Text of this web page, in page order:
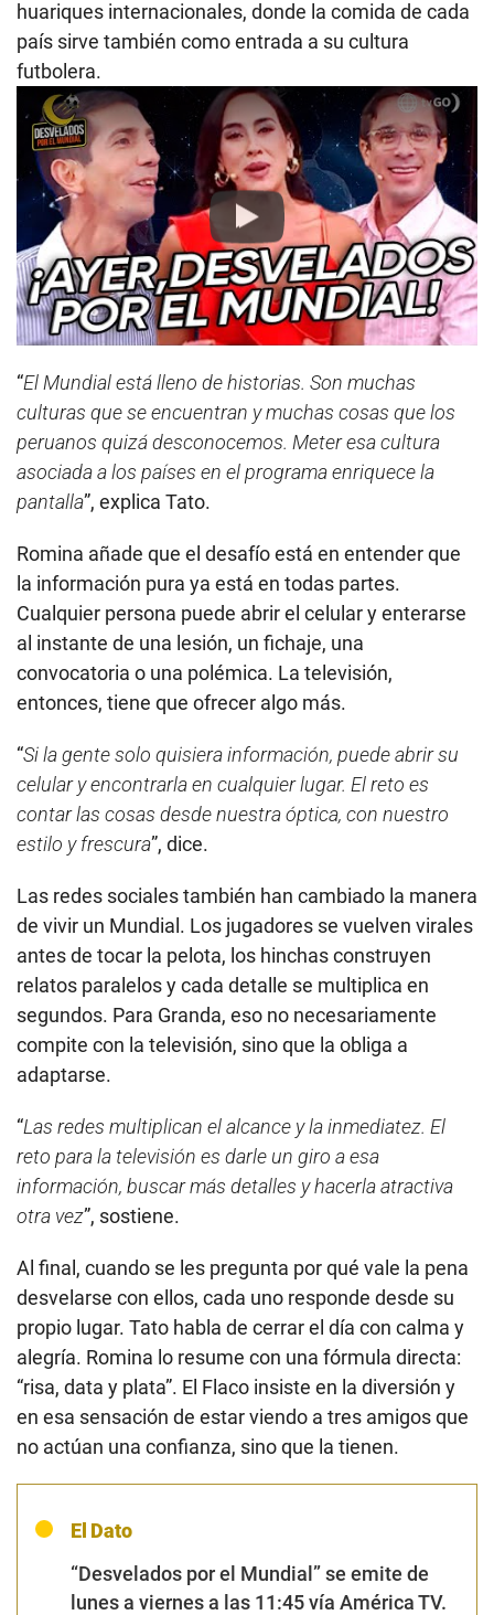
huariques internacionales, donde la comida de cada
país sirve también como entrada a su cultura
futbolera.
Play
“El Mundial está lleno de historias. Son muchas
culturas que se encuentran y muchas cosas que los
peruanos quizá desconocemos. Meter esa cultura
asociada a los países en el programa enriquece la
pantalla”, explica Tato.
Romina añade que el desafío está en entender que
la información pura ya está en todas partes.
Cualquier persona puede abrir el celular y enterarse
al instante de una lesión, un fichaje, una
convocatoria o una polémica. La televisión,
entonces, tiene que ofrecer algo más.
“Si la gente solo quisiera información, puede abrir su
celular y encontrarla en cualquier lugar. El reto es
contar las cosas desde nuestra óptica, con nuestro
estilo y frescura”, dice.
Las redes sociales también han cambiado la manera
de vivir un Mundial. Los jugadores se vuelven virales
antes de tocar la pelota, los hinchas construyen
relatos paralelos y cada detalle se multiplica en
segundos. Para Granda, eso no necesariamente
compite con la televisión, sino que la obliga a
adaptarse.
“Las redes multiplican el alcance y la inmediatez. El
reto para la televisión es darle un giro a esa
información, buscar más detalles y hacerla atractiva
otra vez”, sostiene.
Al final, cuando se les pregunta por qué vale la pena
desvelarse con ellos, cada uno responde desde su
propio lugar. Tato habla de cerrar el día con calma y
alegría. Romina lo resume con una fórmula directa:
“risa, data y plata”. El Flaco insiste en la diversión y
en esa sensación de estar viendo a tres amigos que
no actúan una confianza, sino que la tienen.
El Dato
“Desvelados por el Mundial” se emite de
lunes a viernes a las 11:45 vía América TV.